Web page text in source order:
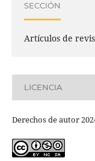
SECCIÓN
Artículos de
LICENCIA
Derechos de autor